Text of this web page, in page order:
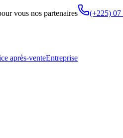
vous nos partenaires (+225) 07
après-venteEntreprise